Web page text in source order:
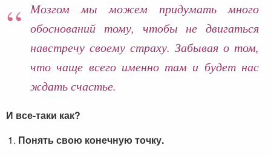
Мозгом мы можем придумать много
обоснований тому, чтобы не двигаться
навстречу своему страху. Забывая о том,
что чаще всего именно там и будет нас
ждать счастье.
И все-таки как?
Понять свою конечную точку.